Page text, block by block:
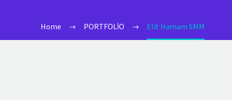
Home PORTFOLİO Elit Hamam SMM